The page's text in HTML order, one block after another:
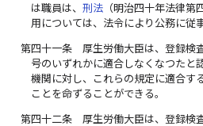
は職員は、刑法 （明治四十年法律
用については、法令により公務に従
第四十一条
厚生労働大臣は、登録検
号のいずれかに適合しなくなつたと
機関に対し、これらの規定に適合す
ことを命ずることができる。
第四十二条
厚生労働大臣は、登録検